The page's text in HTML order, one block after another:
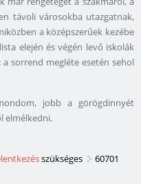
távoli városokba utazgatnak,
a középszerűek kezébe
elején és végén levő iskolák
sorrend megléte esetén sehol
jobb a görögdinnyét
elmélkedni.
szükséges
60701